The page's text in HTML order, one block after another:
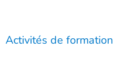
Activités de formation